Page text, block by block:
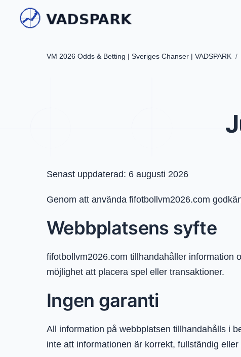
VM 2026 Odds & Betting | Sveriges Chanser | VADSPARK /
Senast uppdaterad: 6 augusti 2026
Genom att använda fifotbollvm2026.com
Webbplatsens syfte
fifotbollvm2026.com tillhandahåller information
möjlighet att placera spel eller transaktioner.
Ingen garanti
All information på webbplatsen tillhandahålls i
inte att informationen är korrekt, fullständig eller